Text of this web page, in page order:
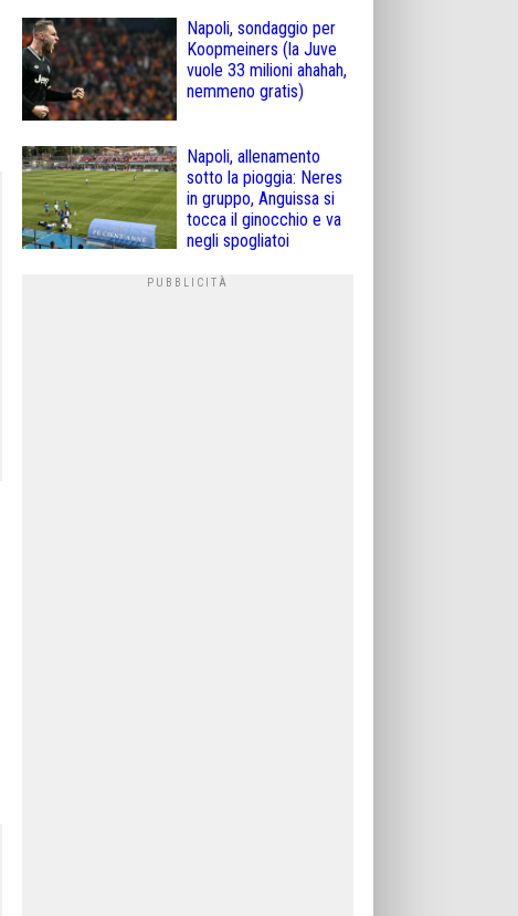
Napoli, sondaggio per
Koopmeiners (la Juve
vuole 33 milioni ahahah,
nemmeno gratis)
Napoli, allenamento
sotto la pioggia: Neres
in gruppo, Anguissa si
tocca il ginocchio e va
negli spogliatoi